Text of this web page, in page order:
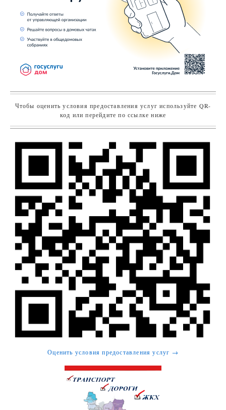
Чтобы оценить условия предоставления услуг используйте QR-
код или перейдите по ссылке ниже
Оценить условия предоставления услуг →